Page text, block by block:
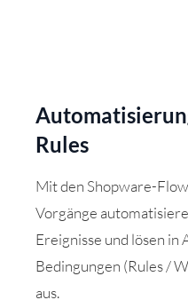
Rules
Mit den Shopware-
Vorgänge
Ereignisse und lösen in
Bedingungen (Rules /
aus.